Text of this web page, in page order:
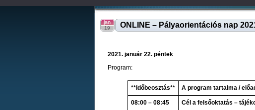
ONLINE – Pályaorientációs nap
jan
19
2021. január 22. péntek
Program:
**Időbeosztás** A program tartalma /
08:00 – 08:45 Cél a felsőoktatás –
Tatabányai Árpád Gimnázium 2